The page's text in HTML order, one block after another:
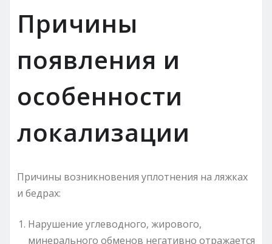
Причины
появления и
особенности
локализации
Причины возникновения уплотнения на ляжках
и бедрах:
Нарушение углеводного, жирового,
минерального обменов негативно отражается